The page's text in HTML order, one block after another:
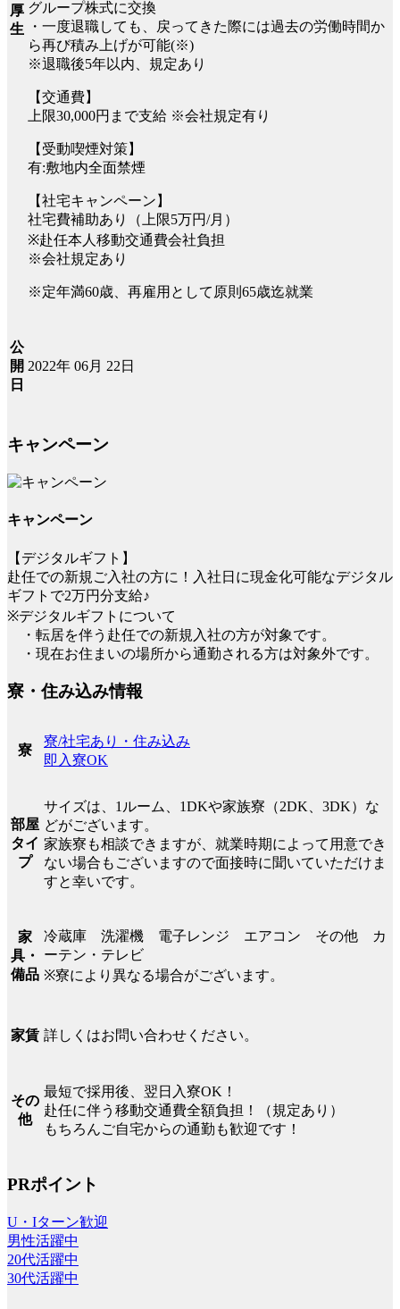
厚
生
グループ株式に交換
・一度退職しても、戻ってきた際には過去の労働時間か
ら再び積み上げが可能(※)
※退職後5年以内、規定あり
【交通費】
上限30,000円まで支給 ※会社規定有り
【受動喫煙対策】
有:敷地内全面禁煙
【社宅キャンペーン】
社宅費補助あり（上限5万円/月）
※赴任本人移動交通費会社負担
※会社規定あり
※定年満60歳、再雇用として原則65歳迄就業
公
開
日
2022年 06月 22日
キャンペーン
キャンペーン
【デジタルギフト】
赴任での新規ご入社の方に！入社日に現金化可能なデジタル
ギフトで2万円分支給♪
※デジタルギフトについて
・転居を伴う赴任での新規入社の方が対象です。
・現在お住まいの場所から通勤される方は対象外です。
寮・住み込み情報
寮
寮/社宅あり・住み込み
即入寮OK
部屋
タイ
プ
サイズは、1ルーム、1DKや家族寮（2DK、3DK）な
どがございます。
家族寮も相談できますが、就業時期によって用意でき
ない場合もございますので面接時に聞いていただけま
すと幸いです。
家
具・
備品
冷蔵庫 洗濯機 電子レンジ エアコン その他 カ
ーテン・テレビ
※寮により異なる場合がございます。
家賃 詳しくはお問い合わせください。
その
他
最短で採用後、翌日入寮OK！
赴任に伴う移動交通費全額負担！（規定あり）
もちろんご自宅からの通勤も歓迎です！
PRポイント
U・Iターン歓迎
男性活躍中
20代活躍中
30代活躍中